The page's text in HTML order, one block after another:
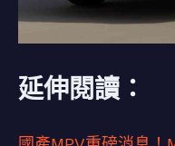
延伸閱讀：